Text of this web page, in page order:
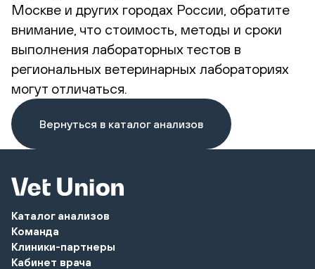
Москве и других городах России, обратите
внимание, что стоимость, методы и сроки
выполнения лабораторных тестов в
региональных ветеринарных лабораториях
могут отличаться.
Вернуться в каталог анализов
Каталог анализов
Команда
Клиники-партнеры
Кабинет врача